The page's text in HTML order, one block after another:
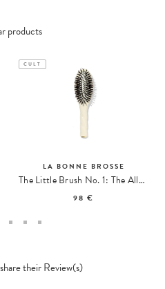
products
CULT
LA BONNE BROSSE
The Little Brush No. 1: The All-Purpose Brush
98 €
their Review(s)